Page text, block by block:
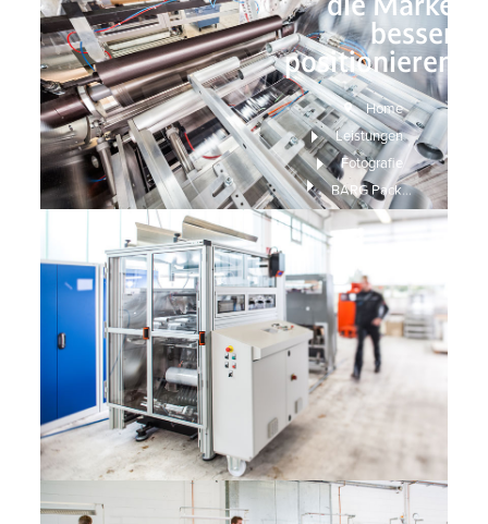
Home
Leistungen
Fotografie
BARG Packaging – mit nachhaltiger Fotografie von M3-Werbeagentur die Marke besser positionieren
besser
positionieren